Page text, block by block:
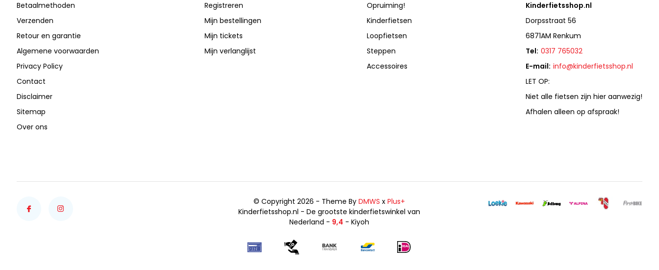
Betaalmethoden
Verzenden
Retour en garantie
Algemene voorwaarden
Privacy Policy
Contact
Disclaimer
Sitemap
Over ons
Registreren
Mijn bestellingen
Mijn tickets
Mijn verlanglijst
Opruiming!
Kinderfietsen
Loopfietsen
Steppen
Accessoires
Kinderfietsshop.nl
Dorpsstraat 56
6871AM Renkum
Tel: 0317 765032
E-mail: info@kinderfietsshop.nl
LET OP:
Niet alle fietsen zijn hier aanwezig!
Afhalen alleen op afspraak!
© Copyright 2026 - Theme ByDMWS xPlus+
Kinderfietsshop.nl - De grootste kinderfietswinkel van
Nederland - 9,4 - Kiyoh